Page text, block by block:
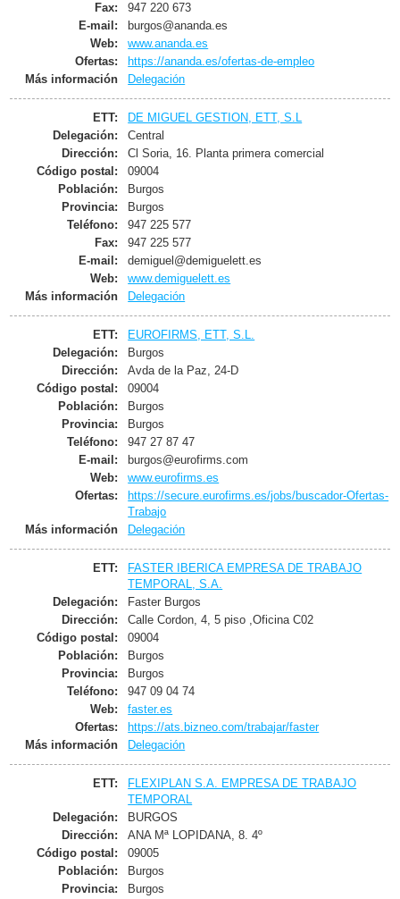
Fax:
947 220 673
E-mail:
burgos@ananda.es
Web:
www.ananda.es
Ofertas:
https://ananda.es/ofertas-de-empleo
Más información
Delegación
ETT:
DE MIGUEL GESTION, ETT, S.L
Delegación:
Central
Dirección:
Cl Soria, 16. Planta primera comercial
Código postal:
09004
Población:
Burgos
Provincia:
Burgos
Teléfono:
947 225 577
Fax:
947 225 577
E-mail:
demiguel@demiguelett.es
Web:
www.demiguelett.es
Más información
Delegación
ETT:
EUROFIRMS, ETT, S.L.
Delegación:
Burgos
Dirección:
Avda de la Paz, 24-D
Código postal:
09004
Población:
Burgos
Provincia:
Burgos
Teléfono:
947 27 87 47
E-mail:
burgos@eurofirms.com
Web:
www.eurofirms.es
Ofertas:
https://secure.eurofirms.es/jobs/buscador-Ofertas-
Trabajo
Más información
Delegación
ETT:
FASTER IBERICA EMPRESA DE TRABAJO
TEMPORAL, S.A.
Delegación:
Faster Burgos
Dirección:
Calle Cordon, 4, 5 piso ,Oficina C02
Código postal:
09004
Población:
Burgos
Provincia:
Burgos
Teléfono:
947 09 04 74
Web:
faster.es
Ofertas:
https://ats.bizneo.com/trabajar/faster
Más información
Delegación
ETT:
FLEXIPLAN S.A. EMPRESA DE TRABAJO
TEMPORAL
Delegación:
BURGOS
Dirección:
ANA Mª LOPIDANA, 8. 4º
Código postal:
09005
Población:
Burgos
Provincia:
Burgos